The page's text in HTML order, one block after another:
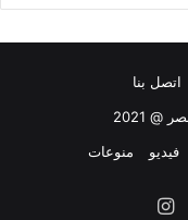
اتصل بنا
2021
فيديو منوعات